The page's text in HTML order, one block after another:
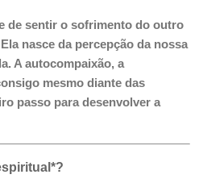
de sentir o sofrimento do outro
nasce da percepção da nossa
A autocompaixão, a
mesmo diante das
passo para desenvolver a